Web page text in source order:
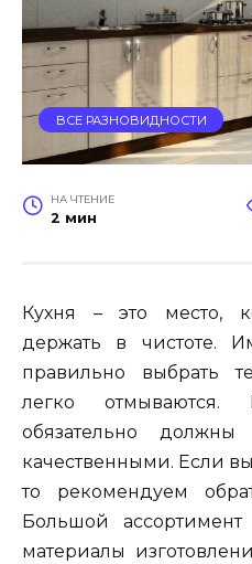
ВСЕ РАЗНОВИДНОСТИ
НА ЧТЕНИЕ
2 мин
Кухня – это место,
держать в чистоте.
правильно выбрать
легко
обязательно
качественными. Если
то рекомендуем
Большой
материалы